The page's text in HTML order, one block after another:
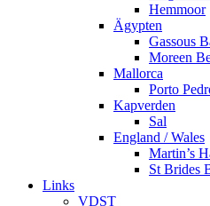
Hemmoor
Ägypten
Gassous
Moreen
Mallorca
Porto
Kapverden
Sal
England / Wales
Martin’s
St Brides
Links
VDST